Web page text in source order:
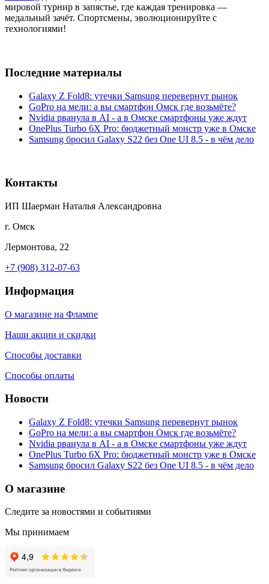
мировой турнир в запястье, где каждая тренировка —
медальный зачёт. Спортсмены, эволюционируйте с
технологиями!
Последние материалы
Galaxy Z Fold8: утечки Samsung перевернут рынок
GoPro на мели: а вы смартфон Омск где возьмёте?
Nvidia рванула в AI - а в Омске смартфоны уже ждут
OnePlus Turbo 6X Pro: бюджетный монстр уже в Омске
Samsung бросил Galaxy S22 без One UI 8.5 - в чём дело
Контакты
ИП Шаерман Наталья Александровна
г. Омск
Лермонтова, 22
+7 (908) 312-07-63
Информация
О магазине на Флампе
Наши акции и скидки
Способы доставки
Способы оплаты
Новости
Galaxy Z Fold8: утечки Samsung перевернут рынок
GoPro на мели: а вы смартфон Омск где возьмёте?
Nvidia рванула в AI - а в Омске смартфоны уже ждут
OnePlus Turbo 6X Pro: бюджетный монстр уже в Омске
Samsung бросил Galaxy S22 без One UI 8.5 - в чём дело
О магазине
Следите за новостями и событиями
Мы принимаем